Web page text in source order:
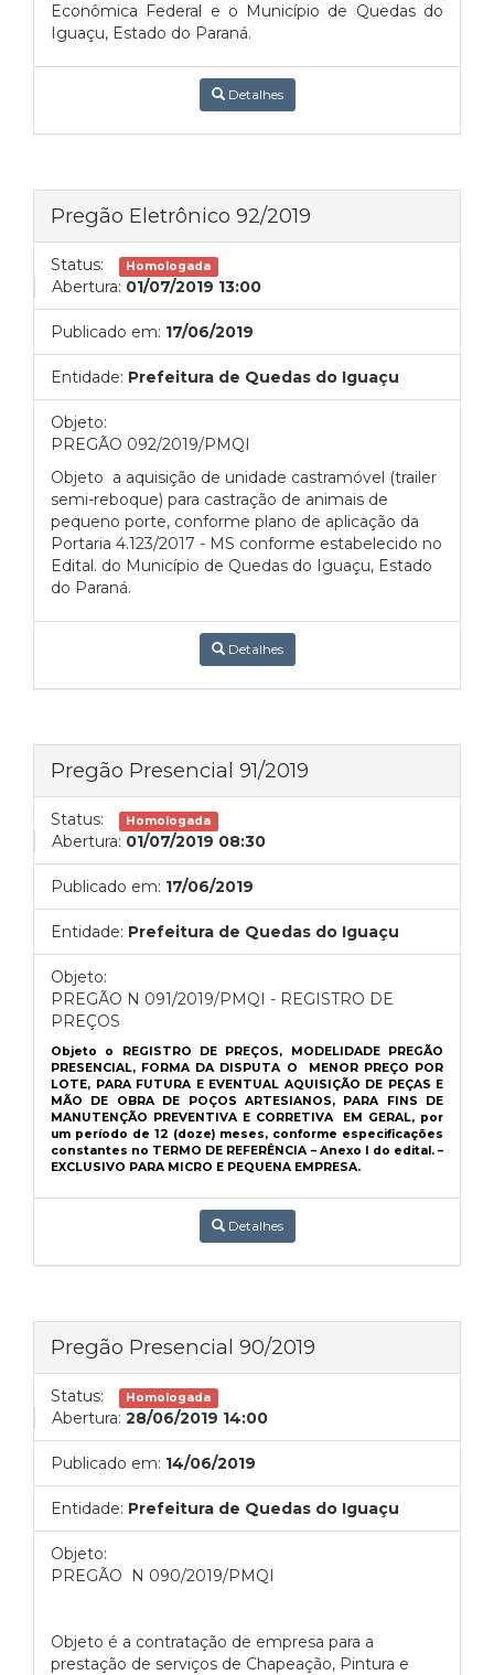
Econômica Federal e o Município de Quedas do
Iguaçu, Estado do Paraná.
Detalhes
Pregão Eletrônico 92/2019
Status: Homologada
Abertura: 01/07/2019 13:00
Publicado em: 17/06/2019
Entidade: Prefeitura de Quedas do Iguaçu
Objeto:
PREGÃO 092/2019/PMQI
Objeto a aquisição de unidade castramóvel (trailer
semi-reboque) para castração de animais de
pequeno porte, conforme plano de aplicação da
Portaria 4.123/2017 - MS conforme estabelecido no
Edital. do Município de Quedas do Iguaçu, Estado
do Paraná.
Detalhes
Pregão Presencial 91/2019
Status: Homologada
Abertura: 01/07/2019 08:30
Publicado em: 17/06/2019
Entidade: Prefeitura de Quedas do Iguaçu
Objeto:
PREGÃO N 091/2019/PMQI - REGISTRO DE
PREÇOS
Objeto o REGISTRO DE PREÇOS, MODELIDADE PREGÃO
PRESENCIAL, FORMA DA DISPUTA O MENOR PREÇO POR
LOTE, PARA FUTURA E EVENTUAL AQUISIÇÃO DE PEÇAS E
MÃO DE OBRA DE POÇOS ARTESIANOS, PARA FINS DE
MANUTENÇÃO PREVENTIVA E CORRETIVA EM GERAL, por
um período de 12 (doze) meses, conforme especificações
constantes no TERMO DE REFERÊNCIA – Anexo I do edital. –
EXCLUSIVO PARA MICRO E PEQUENA EMPRESA.
Detalhes
Pregão Presencial 90/2019
Status: Homologada
Abertura: 28/06/2019 14:00
Publicado em: 14/06/2019
Entidade: Prefeitura de Quedas do Iguaçu
Objeto:
PREGÃO N 090/2019/PMQI
Objeto é a contratação de empresa para a
prestação de serviços de Chapeação, Pintura e